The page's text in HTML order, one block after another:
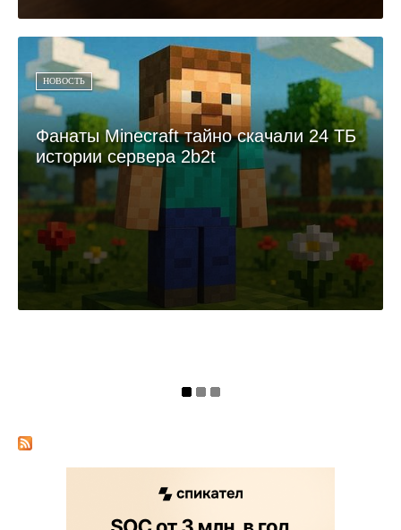
НОВОСТЬ
Фанаты Minecraft тайно скачали 24 ТБ
истории сервера 2b2t